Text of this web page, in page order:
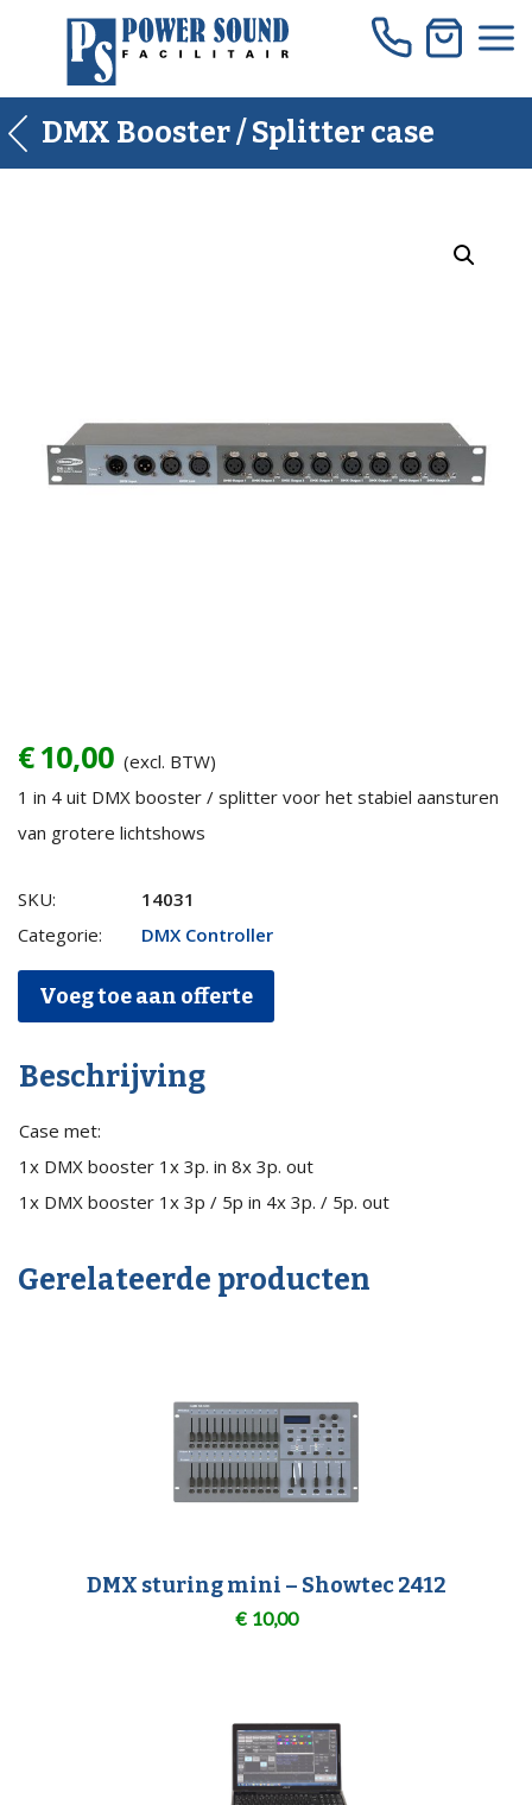
DMX Booster / Splitter case
€10,00 (excl. BTW)
1 in 4 uit DMX booster / splitter voor het stabiel aansturen
van grotere lichtshows
DMX
Booster
/
Splitter
quantity
SKU:
14031
Categorie:
DMX Controller
Voeg toe aan offerte
Beschrijving
Case met:
1x DMX booster 1x 3p. in 8x 3p. out
1x DMX booster 1x 3p / 5p in 4x 3p. / 5p. out
Gerelateerde producten
DMX sturing mini – Showtec 2412
€ 10,00